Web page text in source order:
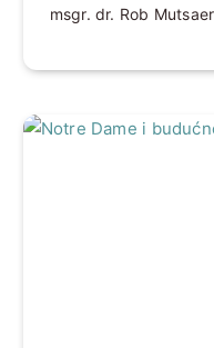
msgr. dr. Rob